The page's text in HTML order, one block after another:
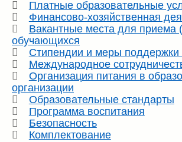
Платные образовательные
Финансово-хозяйственная
Вакантные места для приема
обучающихся
Стипендии и меры
Международное
Организация питания в
организации
Образовательные стандарты
Программа воспитания
Безопасность
Комплектование